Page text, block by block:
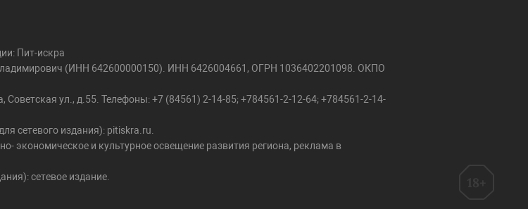
Пит-искра
(ИНН 642600000150). ИНН 6426004661, ОГРН 1036402201098. ОКПО
ул., д.55. Телефоны: +7 (84561) 2-14-85; +784561-2-12-64; +784561-2-14-
сетевого издания): pitiskra.ru.
экономическое и культурное освещение развития региона, реклама в
сетевое издание.